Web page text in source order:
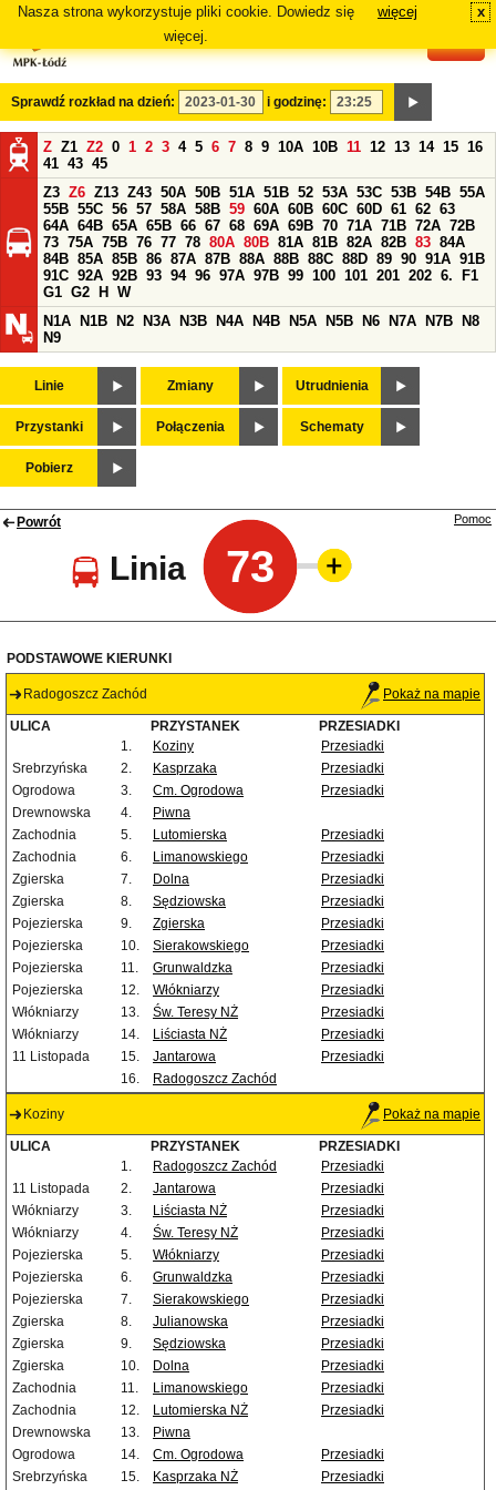
Nasza strona wykorzystuje pliki cookie. Dowiedz się
więcej.
więcej x
Sprawdź rozkład na dzień: i godzinę:
Z Z1 Z2 0 1 2 3 4 5 6 7 8 9 10A 10B 11 12 13 14 15 16
41 43 45
Z3 Z6 Z13 Z43 50A 50B 51A 51B 52 53A 53C 53B 54B 55A
55B 55C 56 57 58A 58B 59 60A 60B 60C 60D 61 62 63
64A 64B 65A 65B 66 67 68 69A 69B 70 71A 71B 72A 72B
73 75A 75B 76 77 78 80A 80B 81A 81B 82A 82B 83 84A
84B 85A 85B 86 87A 87B 88A 88B 88C 88D 89 90 91A 91B
91C 92A 92B 93 94 96 97A 97B 99 100 101 201 202 6.
F1
G1 G2 H
W
N1A
N1B N2 N3A N3B N4A N4B N5A N5B N6 N7A N7B
N8
N9
Linie Zmiany Utrudnienia
Przystanki Połączenia Schematy
Pobierz
Powrót
Linia 73
Pomoc
PODSTAWOWE KIERUNKI
Radogoszcz Zachód Pokaż na mapie
ULICA PRZYSTANEK
PRZESIADKI
1.
Koziny
Przesiadki
Srebrzyńska
2. Kasprzaka
Przesiadki
Ogrodowa
3. Cm. Ogrodowa
Przesiadki
Drewnowska
4.
Piwna
Zachodnia
5. Lutomierska
Przesiadki
Zachodnia
6. Limanowskiego
Przesiadki
Zgierska
7. Dolna
Przesiadki
Zgierska
8. Sędziowska
Przesiadki
Pojezierska
9. Zgierska
Przesiadki
Pojezierska
10. Sierakowskiego
Przesiadki
Pojezierska
11. Grunwaldzka
Przesiadki
Pojezierska
12. Włókniarzy
Przesiadki
Włókniarzy
13. Św. Teresy NŻ
Przesiadki
Włókniarzy
14. Liściasta NŻ
Przesiadki
11 Listopada
15. Jantarowa
Przesiadki
16.
Radogoszcz Zachód
Koziny Pokaż na mapie
ULICA PRZYSTANEK
PRZESIADKI
1.
Radogoszcz Zachód
Przesiadki
11 Listopada
2. Jantarowa
Przesiadki
Włókniarzy
3. Liściasta NŻ
Przesiadki
Włókniarzy
4. Św. Teresy NŻ
Przesiadki
Pojezierska
5. Włókniarzy
Przesiadki
Pojezierska
6. Grunwaldzka
Przesiadki
Pojezierska
7. Sierakowskiego
Przesiadki
Zgierska
8. Julianowska
Przesiadki
Zgierska
9. Sędziowska
Przesiadki
Zgierska
10. Dolna
Przesiadki
Zachodnia
11. Limanowskiego
Przesiadki
Zachodnia
12. Lutomierska NŻ
Przesiadki
Drewnowska
13.
Piwna
Ogrodowa
14. Cm. Ogrodowa
Przesiadki
Srebrzyńska
15. Kasprzaka NŻ Przesiadki